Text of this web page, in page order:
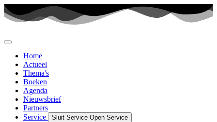
Ga
naar
Home
Actueel
Thema's
Boeken
Agenda
Nieuwsbrief
Partners
Service
Sluit Service Open Service